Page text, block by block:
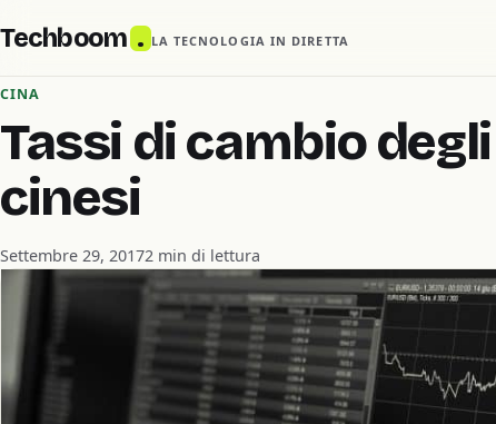
Techboom . LA TECNOLOGIA IN DIRETTA
CINA
Tassi di cambio
cinesi
Settembre 29, 20172 min di lettura